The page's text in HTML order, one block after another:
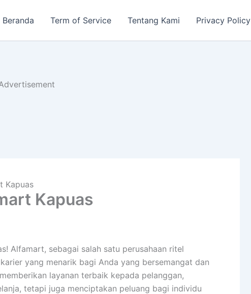
Beranda Term of Service Tentang Kami Privacy Policy
Kapuas
Kapuas
Alfamart, sebagai salah satu perusahaan ritel
yang menarik bagi Anda yang bersemangat dan
layanan terbaik kepada pelanggan,
tetapi juga menciptakan peluang bagi individu